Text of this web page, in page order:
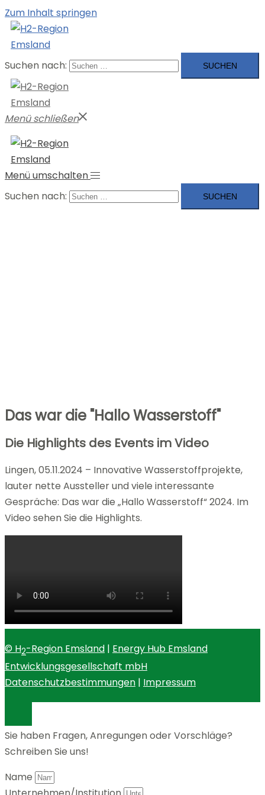
Zum Inhalt springen
Suchen nach:
Menü schließen
Menü umschalten
Suchen nach:
Das war die "Hallo Wasserstoff"
Die Highlights des Events im Video
Lingen, 05.11.2024 – Innovative Wasserstoffprojekte,
lauter nette Aussteller und viele interessante
Gespräche: Das war die „Hallo Wasserstoff“ 2024. Im
Video sehen Sie die Highlights.
© H2-Region Emsland | Energy Hub Emsland
Entwicklungsgesellschaft mbH
Datenschutzbestimmungen | Impressum
Sie haben Fragen, Anregungen oder Vorschläge?
Schreiben Sie uns!
Name